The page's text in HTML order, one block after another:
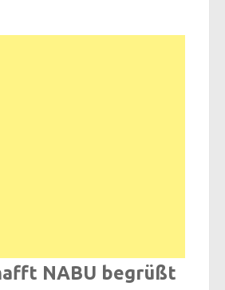
NABU begrüßt